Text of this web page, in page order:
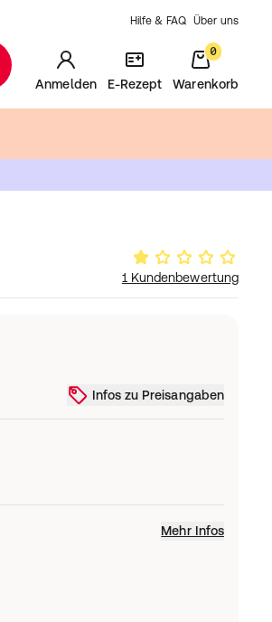
Hilfe & FAQ Über uns
Anmelden E-Rezept
0
Warenkorb
1 Kundenbewertung
Infos zu Preisangaben
Mehr Infos